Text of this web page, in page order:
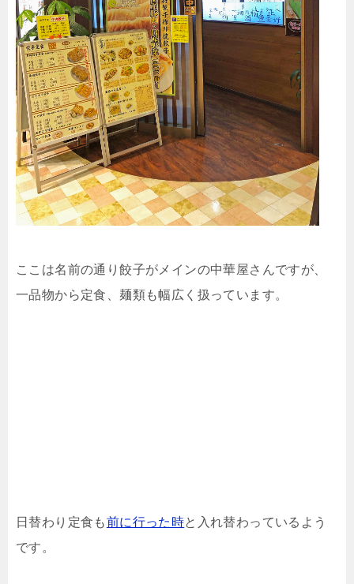
ここは名前の通り餃子がメインの中華屋さんですが、
一品物から定食、麺類も幅広く扱っています。
日替わり定食も前に行った時と入れ替わっているよう
です。